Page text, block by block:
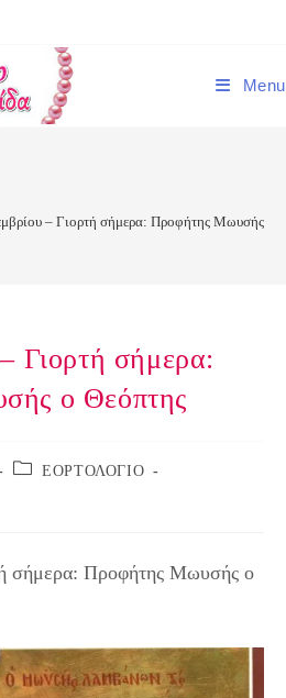
Menu
– Γιορτή σήμερα: Προφήτης Μωυσής ο
Γιορτή σήμερα:
ο Θεόπτης
Post ΕΟΡΤΟΛΟΓΙΟ
σήμερα: Προφήτης Μωυσής ο